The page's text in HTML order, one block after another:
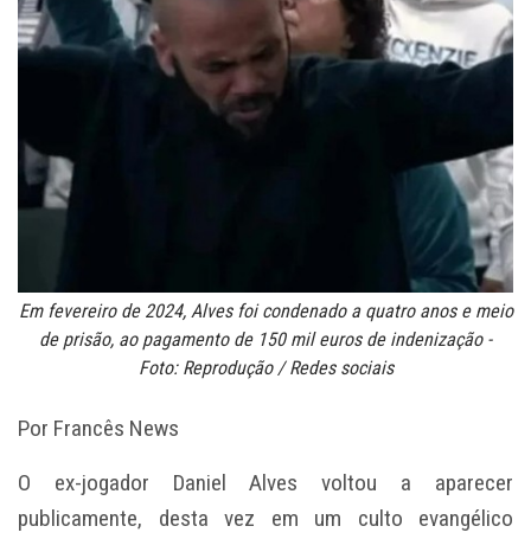
Em fevereiro de 2024, Alves foi condenado a quatro anos e meio
de prisão, ao pagamento de 150 mil euros de indenização -
Foto: Reprodução / Redes sociais
Por Francês News
O ex-jogador Daniel Alves voltou a aparecer
publicamente, desta vez em um culto evangélico